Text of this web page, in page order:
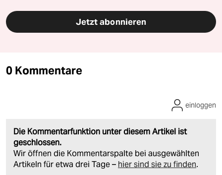
Jetzt abonnieren
0 Kommentare
Die Kommentarfunktion unter diesem Artikel ist
geschlossen.
Wir öffnen die Kommentarspalte bei ausgewählten
Artikeln für etwa drei Tage – hier sind sie zu finden.
einloggen